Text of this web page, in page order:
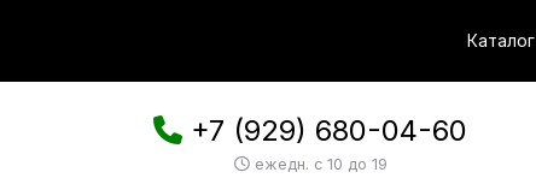
Каталог
+7 (929) 680-04-60
ежедн. с 10 до 19